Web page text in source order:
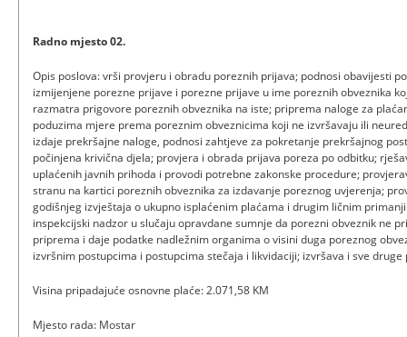
Radno mjesto 02.
Opis poslova: vrši provjeru i obradu poreznih prijava; podnosi obavijesti
izmijenjene porezne prijave i porezne prijave u ime poreznih obveznika
razmatra prigovore poreznih obveznika na iste; priprema naloge za
poduzima mjere prema poreznim obveznicima koji ne izvršavaju ili
izdaje prekršajne naloge, podnosi zahtjeve za pokretanje prekršajnog
počinjena krivična djela; provjera i obrada prijava poreza po odbitku;
uplaćenih javnih prihoda i provodi potrebne zakonske procedure;
stranu na kartici poreznih obveznika za izdavanje poreznog uvjerenja;
godišnjeg izvještaja o ukupno isplaćenim plaćama i drugim ličnim
inspekcijski nadzor u slučaju opravdane sumnje da porezni obveznik ne
priprema i daje podatke nadležnim organima o visini duga poreznog
izvršnim postupcima i postupcima stečaja i likvidaciji; izvršava i sve
Visina pripadajuće osnovne plaće: 2.071,58 KM
Mjesto rada: Mostar